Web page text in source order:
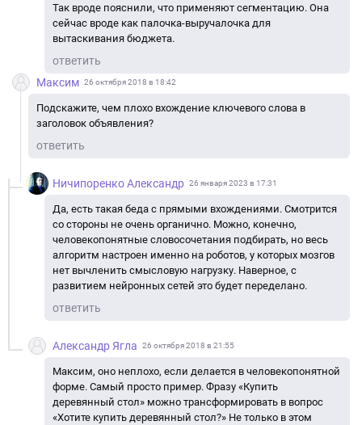
Так вроде пояснили, что применяют сегментацию. Она
сейчас вроде как палочка-выручалочка для
вытаскивания бюджета.
ответить
Максим 26 октября 2018 в 18:42
Подскажите, чем плохо вхождение ключевого слова в
заголовок объявления?
ответить
Ничипоренко Александр 26 января 2023 в 17:31
Да, есть такая беда с прямыми вхождениями. Смотрится
со стороны не очень органично. Можно, конечно,
человекопонятные словосочетания подбирать, но весь
алгоритм настроен именно на роботов, у которых мозгов
нет вычленить смысловую нагрузку. Наверное, с
развитием нейронных сетей это будет переделано.
ответить
Александр Ягла 26 октября 2018 в 21:55
Максим, оно неплохо, если делается в человекопонятной
форме. Самый просто пример. Фразу «Купить
деревянный стол» можно трансформировать в вопрос
«Хотите купить деревянный стол?» Не только в этом